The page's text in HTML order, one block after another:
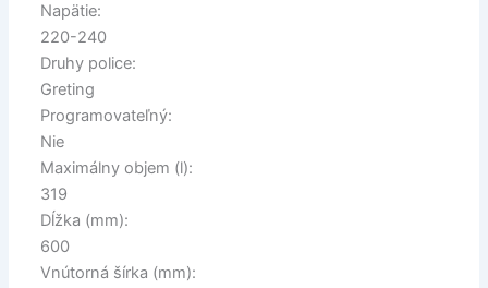
Napätie:
220-240
Druhy police:
Greting
Programovateľný:
Nie
Maximálny objem (l):
319
Dĺžka (mm):
600
Vnútorná šírka (mm):